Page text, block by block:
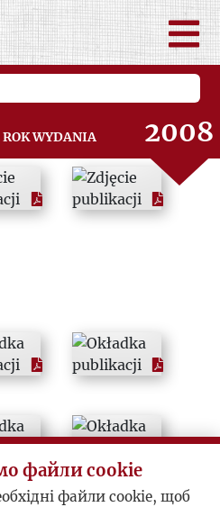
rok wydania
2006
2007
2008
2009
файли cookie
файли cookie, щоб